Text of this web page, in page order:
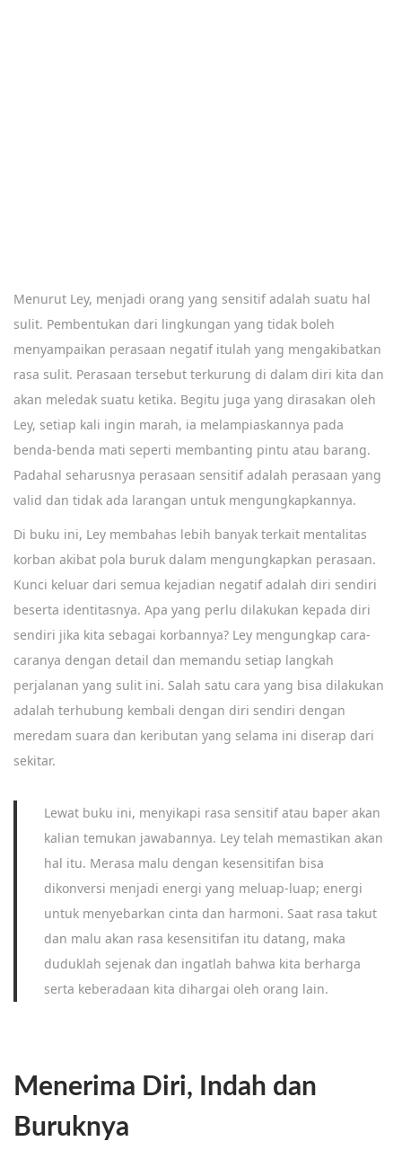
Menurut Ley, menjadi orang yang sensitif adalah suatu hal
sulit. Pembentukan dari lingkungan yang tidak boleh
menyampaikan perasaan negatif itulah yang mengakibatkan
rasa sulit. Perasaan tersebut terkurung di dalam diri kita dan
akan meledak suatu ketika. Begitu juga yang dirasakan oleh
Ley, setiap kali ingin marah, ia melampiaskannya pada
benda-benda mati seperti membanting pintu atau barang.
Padahal seharusnya perasaan sensitif adalah perasaan yang
valid dan tidak ada larangan untuk mengungkapkannya.
Di buku ini, Ley membahas lebih banyak terkait mentalitas
korban akibat pola buruk dalam mengungkapkan perasaan.
Kunci keluar dari semua kejadian negatif adalah diri sendiri
beserta identitasnya. Apa yang perlu dilakukan kepada diri
sendiri jika kita sebagai korbannya? Ley mengungkap cara-
caranya dengan detail dan memandu setiap langkah
perjalanan yang sulit ini. Salah satu cara yang bisa dilakukan
adalah terhubung kembali dengan diri sendiri dengan
meredam suara dan keributan yang selama ini diserap dari
sekitar.
Lewat buku ini, menyikapi rasa sensitif atau baper akan
kalian temukan jawabannya. Ley telah memastikan akan
hal itu. Merasa malu dengan kesensitifan bisa
dikonversi menjadi energi yang meluap-luap; energi
untuk menyebarkan cinta dan harmoni. Saat rasa takut
dan malu akan rasa kesensitifan itu datang, maka
duduklah sejenak dan ingatlah bahwa kita berharga
serta keberadaan kita dihargai oleh orang lain.
Menerima Diri, Indah dan
Buruknya